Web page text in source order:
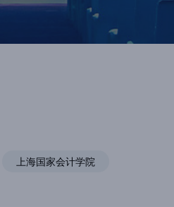
上海国家会计学院